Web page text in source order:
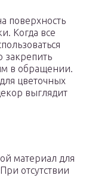
поверхность
Когда все
закрепить
в обращении.
цветочных
выглядит
материал для
отсутствии